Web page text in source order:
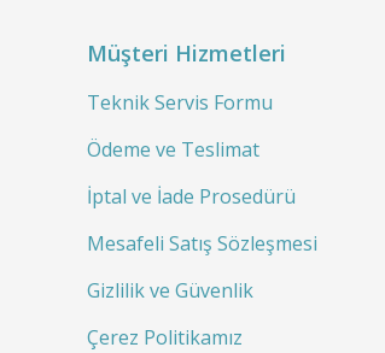
Müşteri Hizmetleri
Teknik Servis Formu
Ödeme ve Teslimat
İptal ve İade Prosedürü
Mesafeli Satış Sözleşmesi
Gizlilik ve Güvenlik
Çerez Politikamız